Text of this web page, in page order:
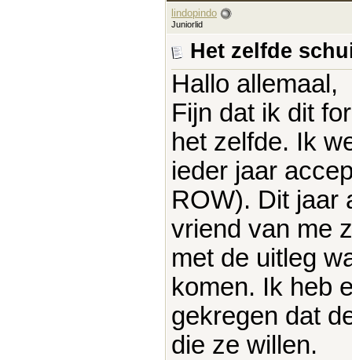
lindopindo
Juniorlid
Het zelfde
Hallo allemaal,
Fijn dat ik dit
het zelfde. Ik
ieder jaar
ROW). Dit jaar
vriend van me
met de uitleg
komen. Ik heb
gekregen dat
die ze willen.